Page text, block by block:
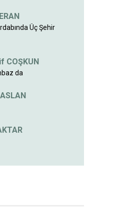
Üç Şehir
COŞKUN
da